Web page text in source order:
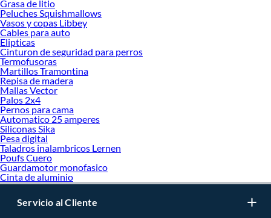
Grasa de litio
Peluches Squishmallows
Vasos y copas Libbey
Cables para auto
Elipticas
Cinturon de seguridad para perros
Termofusoras
Martillos Tramontina
Repisa de madera
Mallas Vector
Palos 2x4
Pernos para cama
Automatico 25 amperes
Siliconas Sika
Pesa digital
Taladros inalambricos Lernen
Poufs Cuero
Guardamotor monofasico
Cinta de aluminio
Servicio al Cliente